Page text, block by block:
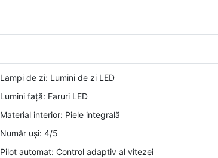
Lampi de zi: Lumini de zi LED
Lumini față: Faruri LED
Material interior: Piele integrală
Număr uși: 4/5
Pilot automat: Control adaptiv al vitezei